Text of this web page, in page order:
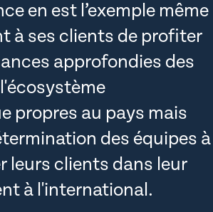
en est l’exemple même
à ses clients de profiter
approfondies des
propres au pays mais
des équipes à
leurs clients dans leur
à l'international.